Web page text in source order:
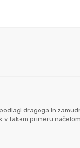
dragega in
takem primeru